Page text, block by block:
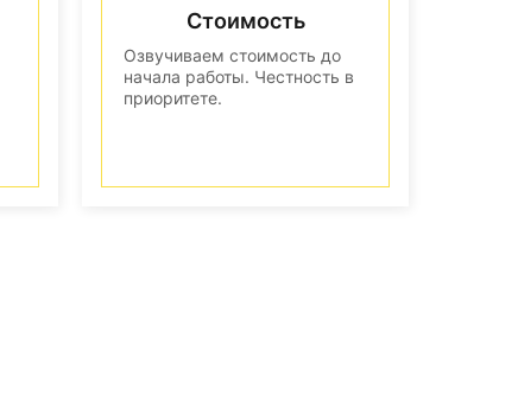
Стоимость
Озвучиваем стоимость до
начала работы. Честность в
приоритете.